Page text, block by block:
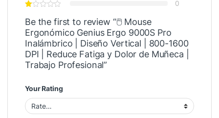
0
Be the first to review “🖱️ Mouse
Ergonómico Genius Ergo 9000S Pro
Inalámbrico | Diseño Vertical | 800-1600
DPI | Reduce Fatiga y Dolor de Muñeca |
Trabajo Profesional”
Your Rating